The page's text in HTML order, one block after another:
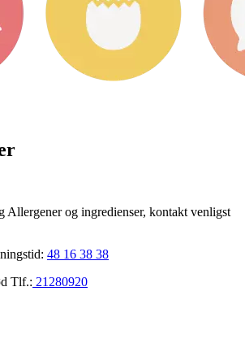
Allergener og ingredienser, kontakt venligst
48 16 38 38
Tlf.: 21280920